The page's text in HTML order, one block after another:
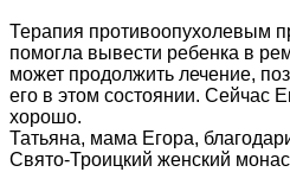
Терапия противоопухолевым
помогла вывести ребенка в
может продолжить лечение,
его в этом состоянии. Сейчас
хорошо.
Татьяна, мама Егора,
Свято-Троицкий женский